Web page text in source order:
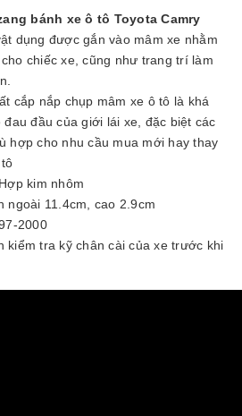
bánh xe ô tô Toyota Camry
dụng được gắn vào mâm xe nhằm
chiếc xe, cũng như trang trí làm
cắp nắp chụp mâm xe ô tô là khá
đầu của giới lái xe, đặc biệt các
hợp cho nhu cầu mua mới hay thay
kim nhôm
11.4cm, cao 2.9cm
2000
kiểm tra kỹ chân cài của xe trước khi